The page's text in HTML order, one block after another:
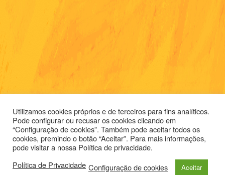
Utilizamos cookies próprios e de terceiros para fins analíticos.
Pode configurar ou recusar os cookies clicando em
“Configuração de cookies”. Também pode aceitar todos os
cookies, premindo o botão “Aceitar”. Para mais informações,
pode visitar a nossa Política de privacidade.
Política de Privacidade Configuração de cookies Aceitar